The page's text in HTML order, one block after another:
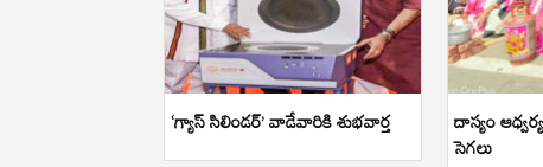
‘గ్యాస్ సిలిండర్’ వాడేవారికి శుభవార్త దాస్యం
సెగలు